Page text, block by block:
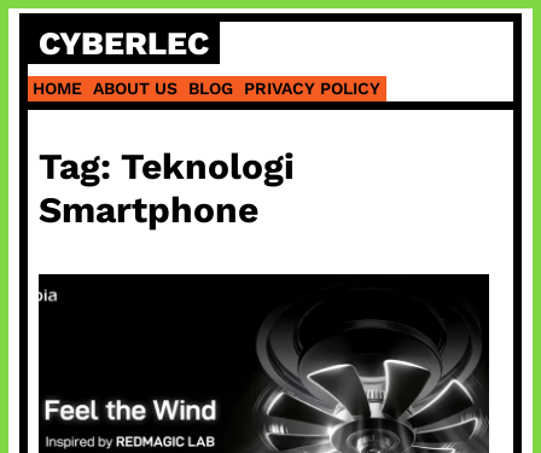
Skip
content
CYBERLEC
HOME ABOUT US BLOG PRIVACY POLICY
Tag: Teknologi
Smartphone